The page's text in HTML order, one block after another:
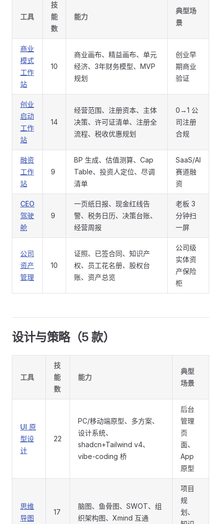
工具
技
能
数
能力
典型场
景
商业
模式
工作
站
10
商业画布、精益画布、单元
经济、3年财务模型、MVP
规划
创业早
期商业
验证
创业
启动
工作
站
14
经营范围、注册资本、主体
决策、许可证清单、注册全
流程、税收优惠规划
0→1 公
司注册
合规
融资
工作
站
9
BP 生成、估值测算、Cap
Table、投资人定位、尽调
清单
SaaS/AI
赛道融
资
CEO
驾驶
舱
9
一页纸日报、现金红线告
警、税务日历、决策台账、
经营周报
老板 3
分钟扫
一屏
公司
资产
管理
10
证照、已签合同、知识产
权、员工花名册、股权台
账、资产总览
公司级
实体资
产保险
柜
设计与策略（5 款）
工具
技
能
数
能力
典型
场景
UI 原
型设
计
22
PC/移动端原型、多方案、
设计系统、
shadcn+Tailwind v4、
vibe-coding 桥
后台
管理
页
面、
App
原型
思维
导图
17
脑图、鱼骨图、SWOT、组
织架构图、Xmind 互通
项目
规
划、